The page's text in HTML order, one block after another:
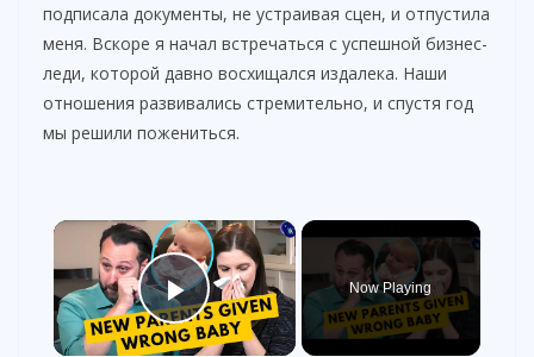
подписала документы, не устраивая сцен, и отпустила
меня. Вскоре я начал встречаться с успешной бизнес-
леди, которой давно восхищался издалека. Наши
отношения развивались стремительно, и спустя год
мы решили пожениться.
×
Play Video
Now Playing